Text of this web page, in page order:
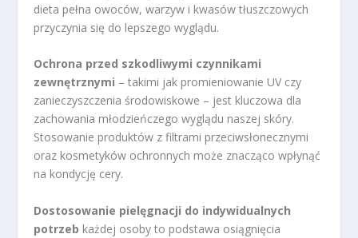
dieta pełna owoców, warzyw i kwasów tłuszczowych
przyczynia się do lepszego wyglądu.
Ochrona przed szkodliwymi czynnikami
zewnętrznymi – takimi jak promieniowanie UV czy
zanieczyszczenia środowiskowe – jest kluczowa dla
zachowania młodzieńczego wyglądu naszej skóry.
Stosowanie produktów z filtrami przeciwsłonecznymi
oraz kosmetyków ochronnych może znacząco wpłynąć
na kondycję cery.
Dostosowanie pielęgnacji do indywidualnych
potrzeb każdej osoby to podstawa osiągnięcia